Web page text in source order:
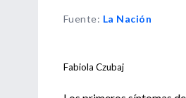
Fuente: La Nación
Fabiola Czubaj